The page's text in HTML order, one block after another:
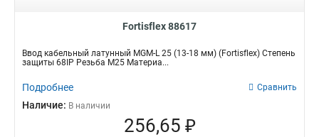
Fortisflex 88617
Ввод кабельный латунный МGM-L 25 (13-18 мм) (Fortisflex) Степень
защиты 68IP Резьба M25 Материа...
Подробнее Сравнить
Наличие: В наличии
256,65 ₽